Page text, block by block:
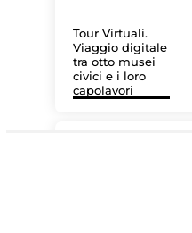
Tour Virtuali.
Viaggio digitale
tra otto musei
civici e i loro
capolavori